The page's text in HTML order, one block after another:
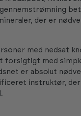
der er
med nedsat
forsigtigt med
er absolut
instruktør,